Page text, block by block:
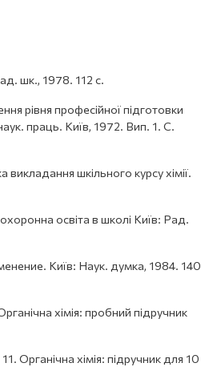
шк., 1978. 112 с.
рівня професійної підготовки
наук. праць. Київ, 1972. Вип. 1. С.
шкільного курсу хімії.
освіта в школі Київ: Рад.
Київ: Наук. думка, 1984. 140
хімія: пробний підручник
Органічна хімія: підручник для 10